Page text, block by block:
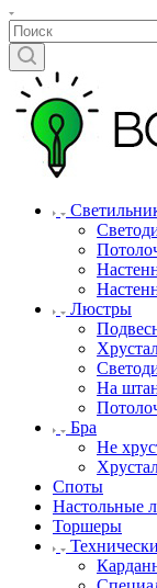
Люстры
На
Бра
Не
Споты
Настольные
Торшеры